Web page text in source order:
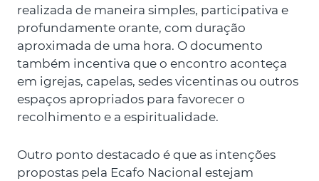
realizada de maneira simples, participativa e
profundamente orante, com duração
aproximada de uma hora. O documento
também incentiva que o encontro aconteça
em igrejas, capelas, sedes vicentinas ou outros
espaços apropriados para favorecer o
recolhimento e a espiritualidade.
Outro ponto destacado é que as intenções
propostas pela Ecafo Nacional estejam